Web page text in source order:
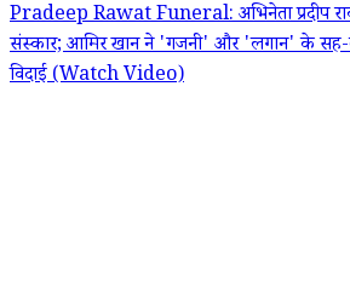
Pradeep Rawat Funeral: अभिनेता प्रदीप
संस्कार; आमिर खान ने 'गजनी' और 'लगान' के सह-
विदाई (Watch Video)